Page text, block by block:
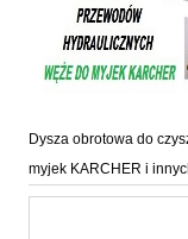
Dysza obrotowa do
myjek KARCHER i